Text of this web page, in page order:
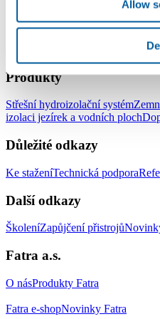
Allow
Produkty
Střešní hydroizolační systém
izolaci jezírek a vodních ploch
Důležité odkazy
Ke staženíTechnická podpora
Další odkazy
ŠkoleníZapůjčení přistrojů
Fatra a.s.
O násProdukty Fatra
Fatra e-shopNovinky Fatra